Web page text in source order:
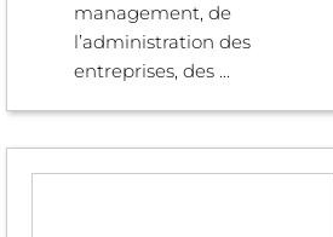
management, de
l’administration des
entreprises, des ...